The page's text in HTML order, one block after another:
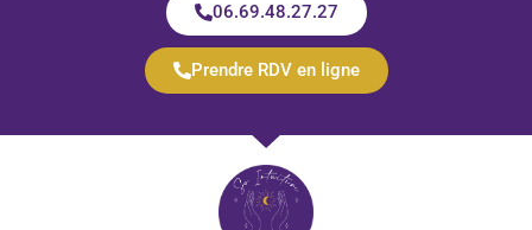
06.69.48.27.27
Prendre RDV en ligne